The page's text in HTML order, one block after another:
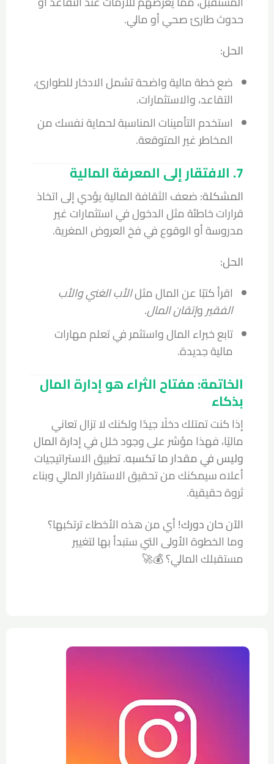
حدوث طارئ صحي أو مالي.
الحل:
ضع خطة مالية واضحة تشمل الادخار للطوارئ،
التقاعد، والاستثمارات.
استخدم التأمينات المناسبة لحماية نفسك من
المخاطر غير المتوقعة.
7. الافتقار إلى المعرفة المالية
المشكلة:ضعف الثقافة المالية يؤدي إلى اتخاذ
قرارات خاطئة مثل الدخول في استثمارات غير
مدروسة أو الوقوع في فخ العروض المغرية.
الحل:
اقرأ كتبًا عن المال مثلالأب الغني والأب
الفقيروإتقان المال.
تابع خبراء المال واستثمر في تعلم مهارات
مالية جديدة.
الخاتمة: مفتاح الثراء هو إدارة المال
بذكاء
إذا كنت تمتلك دخلًا جيدًا ولكنك لا تزال تعاني
ماليًا، فهذا مؤشر على وجود خلل فيإدارة المال
وليس في مقدار ما تكسبه. تطبيق الاستراتيجيات
أعلاه سيمكنك من تحقيق الاستقرار المالي وبناء
ثروة حقيقية.
الآن حان دورك!أي من هذه الأخطاء ترتكبها؟
وما الخطوة الأولى التي ستبدأ بها لتغيير
مستقبلك المالي؟ 💰🚀